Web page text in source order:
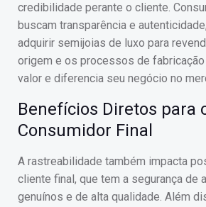
credibilidade perante o cliente.
buscam transparência e
adquirir semijoias de luxo para
origem e os processos de
valor e diferencia seu negócio no
Benefícios Diretos para
Consumidor Final
A rastreabilidade também impacta
cliente final, que tem a segurança de
genuínos e de alta qualidade. Além